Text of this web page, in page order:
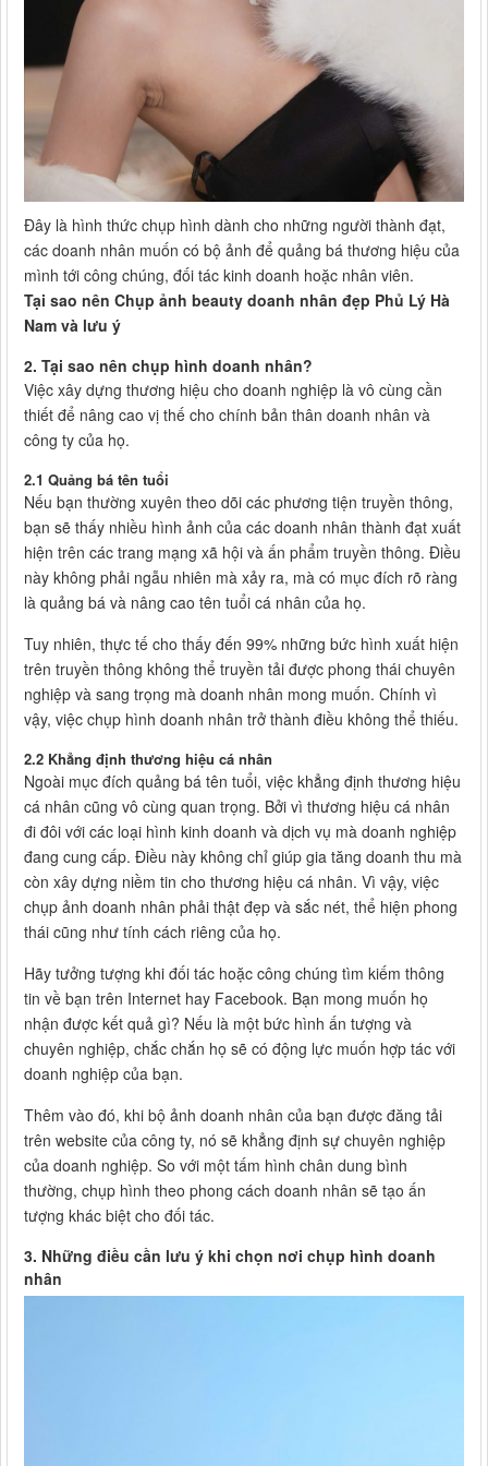
Đây là hình thức chụp hình dành cho những người thành đạt,
các doanh nhân muốn có bộ ảnh để quảng bá thương hiệu của
mình tới công chúng, đối tác kinh doanh hoặc nhân viên.
Tại sao nên Chụp ảnh beauty doanh nhân đẹp Phủ Lý Hà
Nam và lưu ý
2. Tại sao nên chụp hình doanh nhân?
Việc xây dựng thương hiệu cho doanh nghiệp là vô cùng cần
thiết để nâng cao vị thế cho chính bản thân doanh nhân và
công ty của họ.
2.1 Quảng bá tên tuổi
Nếu bạn thường xuyên theo dõi các phương tiện truyền thông,
bạn sẽ thấy nhiều hình ảnh của các doanh nhân thành đạt xuất
hiện trên các trang mạng xã hội và ấn phẩm truyền thông. Điều
này không phải ngẫu nhiên mà xảy ra, mà có mục đích rõ ràng
là quảng bá và nâng cao tên tuổi cá nhân của họ.
Tuy nhiên, thực tế cho thấy đến 99% những bức hình xuất hiện
trên truyền thông không thể truyền tải được phong thái chuyên
nghiệp và sang trọng mà doanh nhân mong muốn. Chính vì
vậy, việc chụp hình doanh nhân trở thành điều không thể thiếu.
2.2 Khẳng định thương hiệu cá nhân
Ngoài mục đích quảng bá tên tuổi, việc khẳng định thương hiệu
cá nhân cũng vô cùng quan trọng. Bởi vì thương hiệu cá nhân
đi đôi với các loại hình kinh doanh và dịch vụ mà doanh nghiệp
đang cung cấp. Điều này không chỉ giúp gia tăng doanh thu mà
còn xây dựng niềm tin cho thương hiệu cá nhân. Vì vậy, việc
chụp ảnh doanh nhân phải thật đẹp và sắc nét, thể hiện phong
thái cũng như tính cách riêng của họ.
Hãy tưởng tượng khi đối tác hoặc công chúng tìm kiếm thông
tin về bạn trên Internet hay Facebook. Bạn mong muốn họ
nhận được kết quả gì? Nếu là một bức hình ấn tượng và
chuyên nghiệp, chắc chắn họ sẽ có động lực muốn hợp tác với
doanh nghiệp của bạn.
Thêm vào đó, khi bộ ảnh doanh nhân của bạn được đăng tải
trên website của công ty, nó sẽ khẳng định sự chuyên nghiệp
của doanh nghiệp. So với một tấm hình chân dung bình
thường, chụp hình theo phong cách doanh nhân sẽ tạo ấn
tượng khác biệt cho đối tác.
3. Những điều cần lưu ý khi chọn nơi chụp hình doanh
nhân